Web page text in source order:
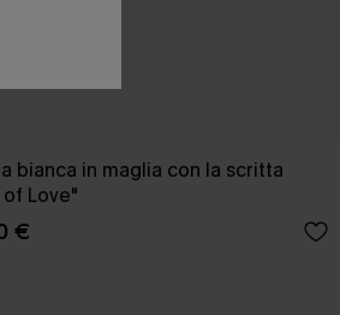
bianca in maglia con la scritta
Love"
€